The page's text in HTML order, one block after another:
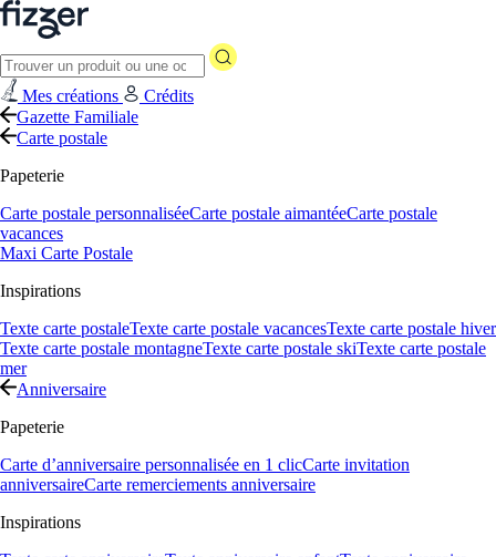
Mes créations
Crédits
Gazette Familiale
Carte postale
Papeterie
Carte postale personnaliséeCarte postale aimantéeCarte postale
vacances
Maxi Carte Postale
Inspirations
Texte carte postaleTexte carte postale vacancesTexte carte postale hiver
Texte carte postale montagneTexte carte postale skiTexte carte postale
mer
Anniversaire
Papeterie
Carte d’anniversaire personnalisée en 1 clicCarte invitation
anniversaireCarte remerciements anniversaire
Inspirations